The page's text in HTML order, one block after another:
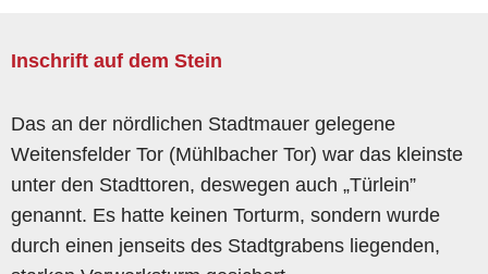
Inschrift auf dem Stein
Das an der nördlichen Stadtmauer gelegene
Weitensfelder Tor (Mühlbacher Tor) war das kleinste
unter den Stadttoren, deswegen auch „Türlein”
genannt. Es hatte keinen Torturm, sondern wurde
durch einen jenseits des Stadtgrabens liegenden,